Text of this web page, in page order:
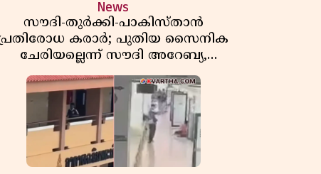
News
സൗദി-തുർക്കി-പാകിസ്താൻ
കരാർ; പുതിയ സൈനിക
ചേരിയല്ലെന്ന് സൗദി അറേബ്യ,
വിമർശനവുമായി ഇറാൻ